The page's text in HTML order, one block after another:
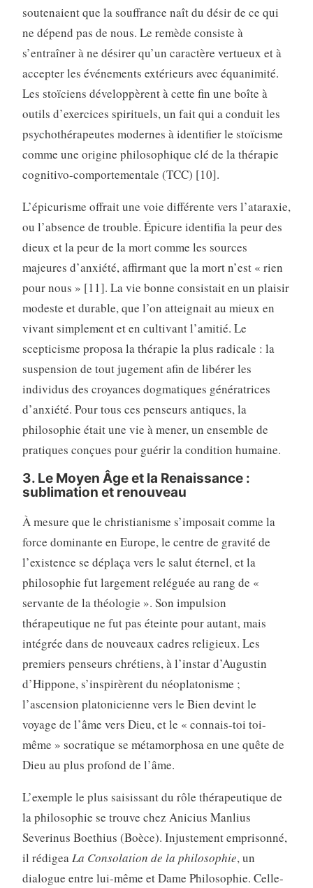
soutenaient que la souffrance naît du désir de ce qui
ne dépend pas de nous. Le remède consiste à
s’entraîner à ne désirer qu’un caractère vertueux et à
accepter les événements extérieurs avec équanimité.
Les stoïciens développèrent à cette fin une boîte à
outils d’exercices spirituels, un fait qui a conduit les
psychothérapeutes modernes à identifier le stoïcisme
comme une origine philosophique clé de la thérapie
cognitivo-comportementale (TCC) [10].
L’épicurisme offrait une voie différente vers l’ataraxie,
ou l’absence de trouble. Épicure identifia la peur des
dieux et la peur de la mort comme les sources
majeures d’anxiété, affirmant que la mort n’est « rien
pour nous » [11]. La vie bonne consistait en un plaisir
modeste et durable, que l’on atteignait au mieux en
vivant simplement et en cultivant l’amitié. Le
scepticisme proposa la thérapie la plus radicale : la
suspension de tout jugement afin de libérer les
individus des croyances dogmatiques génératrices
d’anxiété. Pour tous ces penseurs antiques, la
philosophie était une vie à mener, un ensemble de
pratiques conçues pour guérir la condition humaine.
3. Le Moyen Âge et la Renaissance :
sublimation et renouveau
À mesure que le christianisme s’imposait comme la
force dominante en Europe, le centre de gravité de
l’existence se déplaça vers le salut éternel, et la
philosophie fut largement reléguée au rang de «
servante de la théologie ». Son impulsion
thérapeutique ne fut pas éteinte pour autant, mais
intégrée dans de nouveaux cadres religieux. Les
premiers penseurs chrétiens, à l’instar d’Augustin
d’Hippone, s’inspirèrent du néoplatonisme ;
l’ascension platonicienne vers le Bien devint le
voyage de l’âme vers Dieu, et le « connais-toi toi-
même » socratique se métamorphosa en une quête de
Dieu au plus profond de l’âme.
L’exemple le plus saisissant du rôle thérapeutique de
la philosophie se trouve chez Anicius Manlius
Severinus Boethius (Boèce). Injustement emprisonné,
il rédigeaLa Consolation de la philosophie, un
dialogue entre lui-même et Dame Philosophie. Celle-